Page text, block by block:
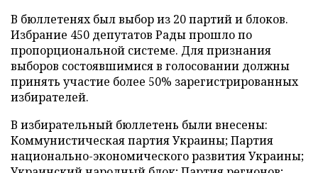
В бюллетенях был выбор из 20 партий и блоков.
Избрание 450 депутатов Рады прошло по
пропорциональной системе. Для признания
выборов состоявшимися в голосовании должны
принять участие более 50% зарегистрированных
избирателей.
В избирательный бюллетень были внесены:
Коммунистическая партия Украины; Партия
национально-экономического развития Украины;